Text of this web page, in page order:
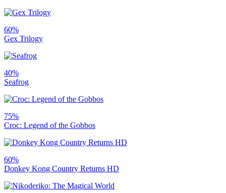
60%
Gex Trilogy
40%
Seafrog
75%
Croc: Legend of the Gobbos
60%
Donkey Kong Country Returns HD